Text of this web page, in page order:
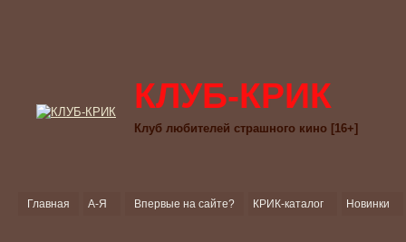
КЛУБ-КРИК
Клуб любителей страшного кино [16+]
Главная А-Я Впервые на сайте? КРИК-каталог Новинки